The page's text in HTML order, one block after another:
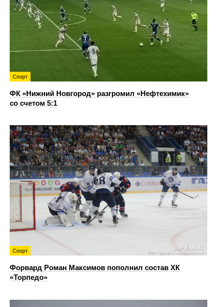
Спорт
ФК «Нижний Новгород» разгромил «Нефтехимик»
со счетом 5:1
Спорт
Форвард Роман Максимов пополнил состав ХК
«Торпедо»